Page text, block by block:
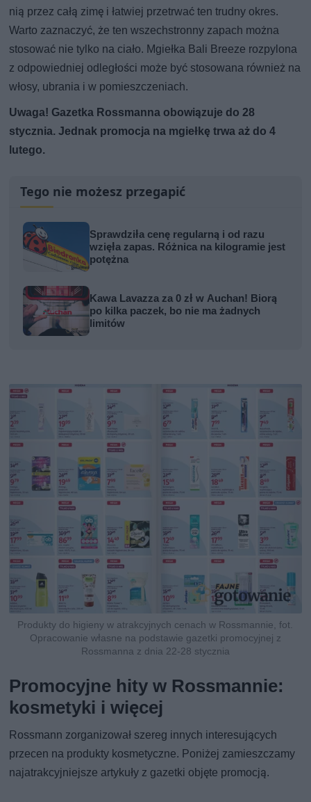
nią przez całą zimę i łatwiej przetrwać ten trudny okres.
Warto zaznaczyć, że ten wszechstronny zapach można
stosować nie tylko na ciało. Mgiełka Bali Breeze rozpylona
z odpowiedniej odległości może być stosowana również na
włosy, ubrania i w pomieszczeniach.
Uwaga! Gazetka Rossmanna obowiązuje do 28
stycznia. Jednak promocja na mgiełkę trwa aż do 4
lutego.
Tego nie możesz przegapić
Sprawdziła cenę regularną i od razu
wzięła zapas. Różnica na kilogramie jest
potężna
Kawa Lavazza za 0 zł w Auchan! Biorą
po kilka paczek, bo nie ma żadnych
limitów
Produkty do higieny w atrakcyjnych cenach w Rossmannie, fot.
Opracowanie własne na podstawie gazetki promocyjnej z
Rossmanna z dnia 22-28 stycznia
Promocyjne hity w Rossmannie:
kosmetyki i więcej
Rossmann zorganizował szereg innych interesujących
przecen na produkty kosmetyczne. Poniżej zamieszczamy
najatrakcyjniejsze artykuły z gazetki objęte promocją.